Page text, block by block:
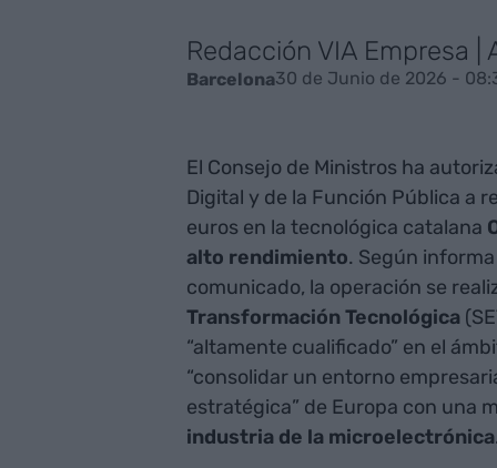
Redacción VIA Empresa |
Barcelona30 de Junio de 2026 -
El Consejo de Ministros ha
Digital y de la Función Pública a
euros en la tecnológica catalana
alto rendimiento. Según
comunicado, la operación se
Transformación Tecnológica
“altamente cualificado” en el
“consolidar un entorno
estratégica” de Europa con una
industria de la microelectrónica.